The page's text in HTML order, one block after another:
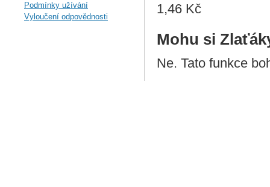
1,46 Kč
Mohu si
Ne. Tato funkce
Podmínky užívání
Vyloučení odpovědnosti